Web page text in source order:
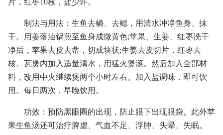
片，红枣10枚，盐少许。
制法与用法：生鱼去鳞、去鳃，用清水冲净鱼身、抹
干。用姜落油锅煎至鱼身成微黄色;苹果、生姜、红枣洗干
净后，苹果去皮去蒂，切成块状;生姜去皮切片，红枣去
核。瓦煲内加入适量清水，用猛火煲滚。然后加入全部材
料，改用中火继续煲两个小时左右。加入盐调味，即可饮
用。每日两次，早晚饮用。
功效：预防黑眼圈的出现，防止眼下出现眼袋。此外苹
果生鱼汤还可治疗脾虚、气血不足、浮肿、头晕、失眠。